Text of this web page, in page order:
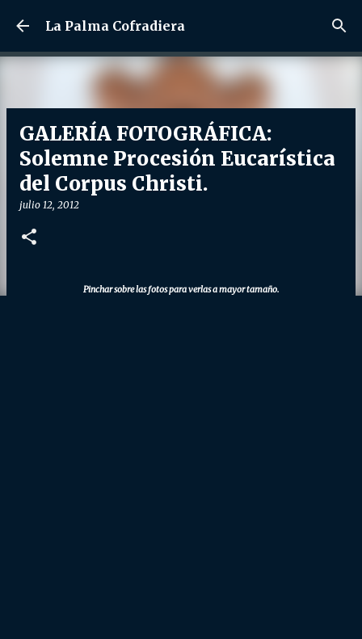
Ir al contenido principal
La Palma Cofradiera
GALERÍA FOTOGRÁFICA:
Solemne Procesión Eucarística
del Corpus Christi.
julio 12, 2012
Pinchar sobre las fotos para verlas a mayor tamaño.